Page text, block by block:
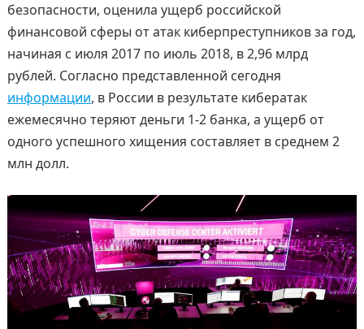
безопасности, оценила ущерб российской
финансовой сферы от атак киберпреступников за год,
начиная с июля 2017 по июль 2018, в 2,96 млрд
рублей. Согласно представленной сегодня
информации, в России в результате кибератак
ежемесячно теряют деньги 1-2 банка, а ущерб от
одного успешного хищения составляет в среднем 2
млн долл.